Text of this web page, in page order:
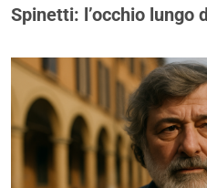
Spinetti: l’occhio lungo